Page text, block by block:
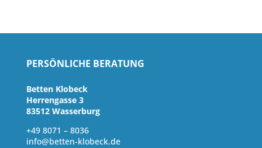
PERSÖNLICHE BERATUNG
Betten Klobeck
Herrengasse 3
83512 Wasserburg
+49 8071 – 8036
info@betten-klobeck.de